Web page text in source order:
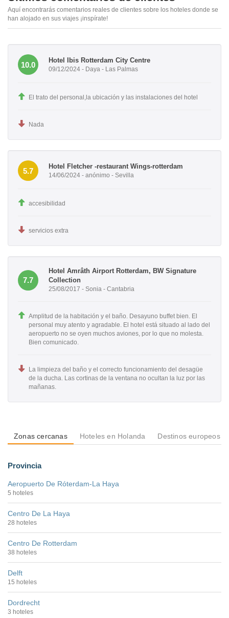
Aquí encontrarás comentarios reales de clientes sobre los hoteles donde se
han alojado en sus viajes ¡inspírate!
10.0
Hotel Ibis Rotterdam City Centre
09/12/2024 - Daya - Las Palmas
El trato del personal,la ubicación y las instalaciones del hotel
Nada
5.7
Hotel Fletcher -restaurant Wings-rotterdam
14/06/2024 - anónimo - Sevilla
accesibilidad
servicios extra
7.7
Hotel Amrâth Airport Rotterdam, BW Signature
Collection
25/08/2017 - Sonia - Cantabria
Amplitud de la habitación y el baño. Desayuno buffet bien. El
personal muy atento y agradable. El hotel está situado al lado del
aeropuerto no se oyen muchos aviones, por lo que no molesta.
Bien comunicado.
La limpieza del baño y el correcto funcionamiento del desagüe
de la ducha. Las cortinas de la ventana no ocultan la luz por las
mañanas.
Zonas cercanas Hoteles en Holanda Destinos europeos
Provincia
Aeropuerto De Róterdam-La Haya
5 hoteles
Centro De La Haya
28 hoteles
Centro De Rotterdam
38 hoteles
Delft
15 hoteles
Dordrecht
3 hoteles